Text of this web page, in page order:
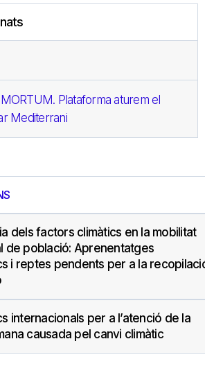
Plataforma aturem el
Mediterrani
dels factors climàtics en la mobilitat
de població: Aprenentatges
i reptes pendents per a la
internacionals per a l’atenció de la
causada pel canvi climàtic